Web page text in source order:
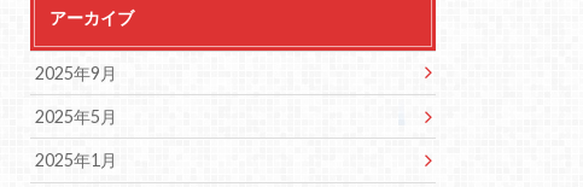
アーカイブ
2025年9月
2025年5月
2025年1月